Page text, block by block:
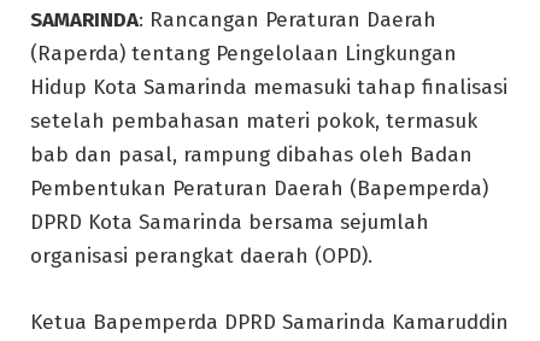
SAMARINDA: Rancangan Peraturan Daerah
(Raperda) tentang Pengelolaan Lingkungan
Hidup Kota Samarinda memasuki tahap finalisasi
setelah pembahasan materi pokok, termasuk
bab dan pasal, rampung dibahas oleh Badan
Pembentukan Peraturan Daerah (Bapemperda)
DPRD Kota Samarinda bersama sejumlah
organisasi perangkat daerah (OPD).
Ketua Bapemperda DPRD Samarinda Kamaruddin